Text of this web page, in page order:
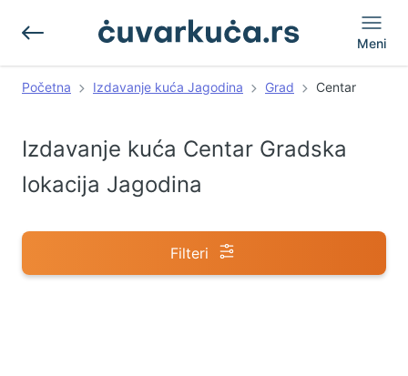
Meni
Početna Izdavanje kuća Jagodina Grad Centar
Izdavanje kuća Centar Gradska
lokacija Jagodina
Filteri